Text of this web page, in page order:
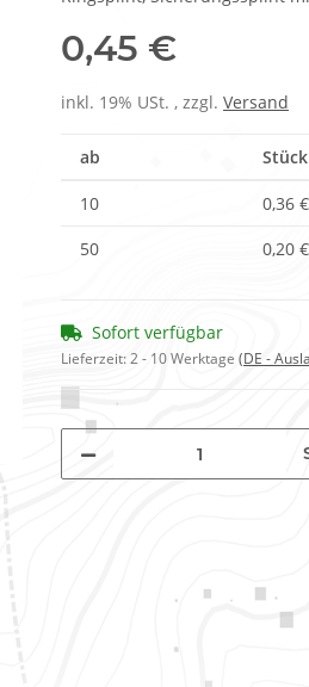
0,45 €
inkl. 19% USt. , zzgl. Versand
ab
10 0,36 €
50
0,20 €
Sofort verfügbar
Lieferzeit:2 - 10 Werktage (DE -